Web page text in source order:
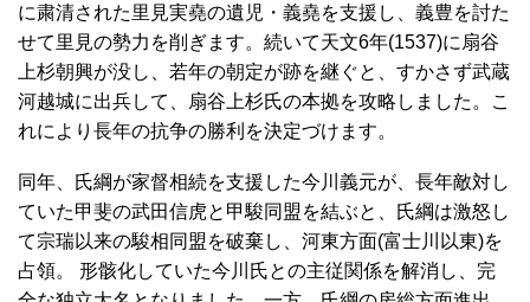
に粛清された里見実堯の遺児・義堯を支援し、義豊を討た
せて里見の勢力を削ぎます。続いて天文6年(1537)に扇谷
上杉朝興が没し、若年の朝定が跡を継ぐと、すかさず武蔵
河越城に出兵して、扇谷上杉氏の本拠を攻略しました。こ
れにより長年の抗争の勝利を決定づけます。
同年、氏綱が家督相続を支援した今川義元が、長年敵対し
ていた甲斐の武田信虎と甲駿同盟を結ぶと、氏綱は激怒し
て宗瑞以来の駿相同盟を破棄し、河東方面(富士川以東)を
占領。 形骸化していた今川氏との主従関係を解消し、完